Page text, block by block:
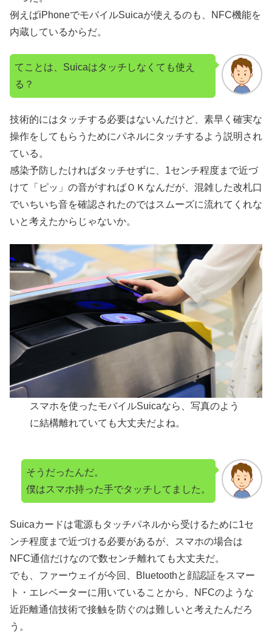
例えばiPhoneでモバイルSuicaが使えるのも、NFC機能を
内蔵しているからだ。
てことは、Suicaはタッチしなくても使え
る？
技術的にはタッチする必要はないんだけど、素早く確実な
操作をしてもらうためにパネルにタッチするよう説明され
ている。
感染予防したければタッチせずに、1センチ程度まで近づ
けて「ピッ」の音がすればＯＫなんだが、混雑した改札口
でいちいち音を確認されたのではスムーズに流れてくれな
いと考えたからじゃないか。
スマホを使ったモバイルSuicaなら、写真のよう
に結構離れていても大丈夫だよね。
そうだったんだ。
僕はスマホ持った手でタッチしてました。
Suicaカードは電源もタッチパネルから受けるために1セ
ンチ程度まで近づける必要があるが、スマホの場合は
NFC通信だけなので数センチ離れても大丈夫だ。
でも、ファーウェイが今回、Bluetoothと顔認証をスマー
ト・エレベーターに用いていることから、NFCのような
近距離通信技術で接触を防ぐのは難しいと考えたんだろ
う。